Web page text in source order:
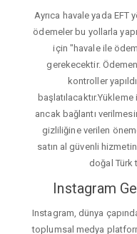
Ayrıca havale yada EFT
ödemeler bu yollarla
için "havale ile
gerekecektir.
kontroller
ancak bağlantı
gizliliğine verilen
satın al güvenli
doğal Türk
Instagram
Instagram, dünya
toplumsal medya